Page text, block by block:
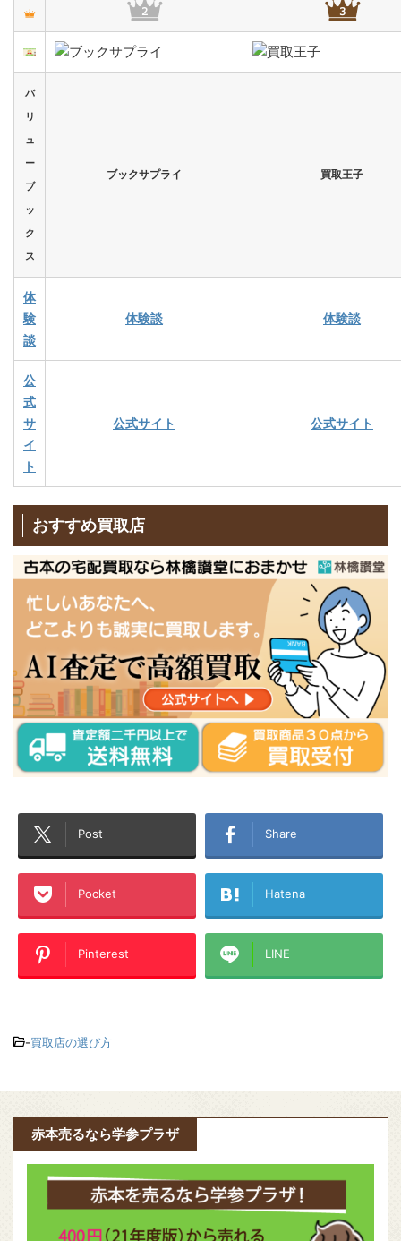
バ
リ
ュ
ー
ブ
ッ
ク
ス
ブックサプライ 買取王子
体
験
談
体験談 体験談
公
式
サ
イ
ト
公式サイト 公式サイト
おすすめ買取店
Post Share
Pocket Hatena
Pinterest LINE
-買取店の選び方
赤本売るなら学参プラザ